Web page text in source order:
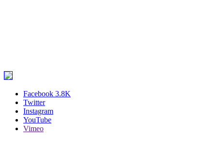
Facebook 3.8K
Twitter
Instagram
YouTube
Vimeo